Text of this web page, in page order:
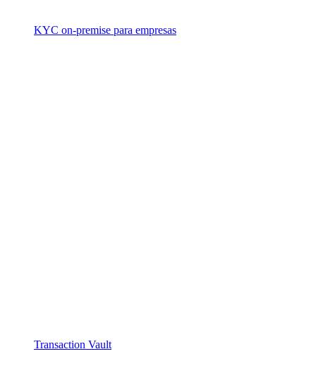
KYC on-premise para empresas
Transaction Vault